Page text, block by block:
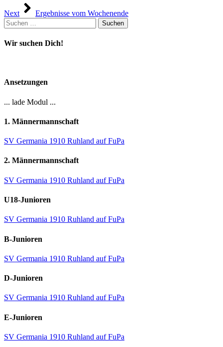
Next
Ergebnisse vom Wochenende
Suchen
nach:
Wir suchen Dich!
Ansetzungen
... lade Modul ...
1. Männermannschaft
SV Germania 1910 Ruhland auf FuPa
2. Männermannschaft
SV Germania 1910 Ruhland auf FuPa
U18-Junioren
SV Germania 1910 Ruhland auf FuPa
B-Junioren
SV Germania 1910 Ruhland auf FuPa
D-Junioren
SV Germania 1910 Ruhland auf FuPa
E-Junioren
SV Germania 1910 Ruhland auf FuPa